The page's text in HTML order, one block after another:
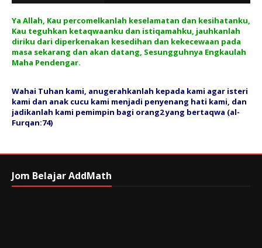
Ya Allah, Kau percomelkanlah keselamatan dan kesihatanku,
Kau teguhkan ketaqwaanku dan istiqamahku, jauhkanlah
diriku dari diperkenakan kesedihan dan kekecewaan pada
masa sekarang dan akan datang, Sesungguhnya Engkaulah
Maha Pendengar.
Wahai Tuhan kami, anugerahkanlah kepada kami agar isteri
kami dan anak cucu kami menjadi penyenang hati kami, dan
jadikanlah kami pemimpin bagi orang2 yang bertaqwa (al-
Furqan:74)
Jom Belajar AddMath